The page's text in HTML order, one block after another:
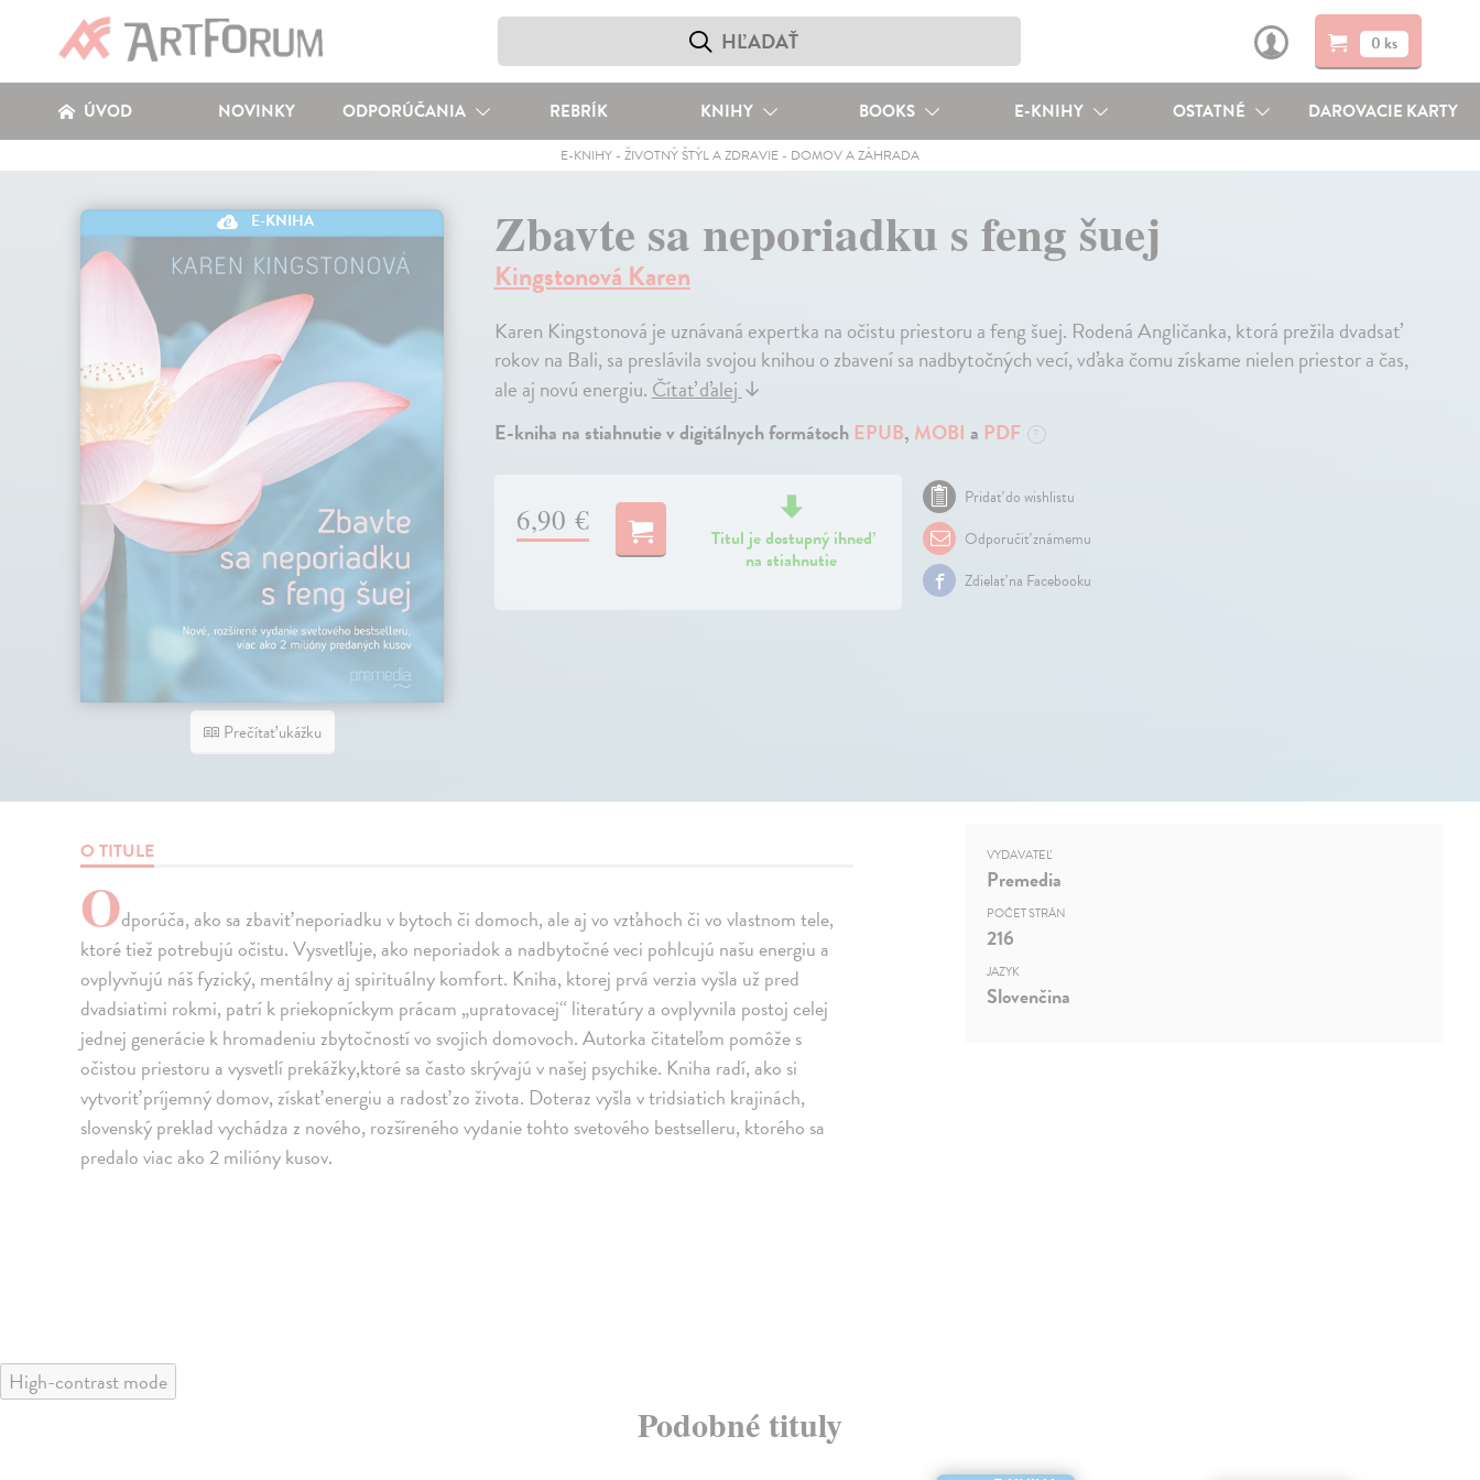
0 ks
ÚVOD NOVINKY ODPORÚČANIA REBRÍK KNIHY BOOKS E-KNIHY OSTATNÉ DAROVACIE KARTY
E-KNIHY- ŽIVOTNÝ ŠTÝL A ZDRAVIE- DOMOV A ZÁHRADA
E-KNIHA
Prečítať ukážku
Zbavte sa neporiadku s feng šuej
Kingstonová Karen
Karen Kingstonová je uznávaná expertka na očistu priestoru a feng šuej. Rodená Angličanka, ktorá prežila dvadsať
rokov na Bali, sa preslávila svojou knihou o zbavení sa nadbytočných vecí, vďaka čomu získame nielen priestor a čas,
ale aj novú energiu.Čítať ďalej↓
E-kniha na stiahnutie v digitálnych formátoch EPUB, MOBI a PDF ?
6,90 €
Titul je dostupný ihneď
na stiahnutie
Pridať do wishlistu
Odporučiť známemu
Zdielať na Facebooku
O TITULE
Odporúča, ako sa zbaviť neporiadku v bytoch či domoch, ale aj vo vzťahoch či vo vlastnom tele,
ktoré tiež potrebujú očistu. Vysvetľuje, ako neporiadok a nadbytočné veci pohlcujú našu energiu a
ovplyvňujú náš fyzický, mentálny aj spirituálny komfort. Kniha, ktorej prvá verzia vyšla už pred
dvadsiatimi rokmi, patrí k priekopníckym prácam „upratovacej“ literatúry a ovplyvnila postoj celej
jednej generácie k hromadeniu zbytočností vo svojich domovoch. Autorka čitateľom pomôže s
očistou priestoru a vysvetlí prekážky,ktoré sa často skrývajú v našej psychike. Kniha radí, ako si
vytvoriť príjemný domov, získať energiu a radosť zo života. Doteraz vyšla v tridsiatich krajinách,
slovenský preklad vychádza z nového, rozšíreného vydanie tohto svetového bestselleru, ktorého sa
predalo viac ako 2 milióny kusov.
VYDAVATEĽ
Premedia
POČET STRÁN
216
JAZYK
Slovenčina
High-contrast mode
Podobné tituly